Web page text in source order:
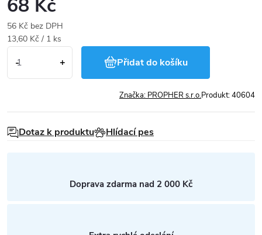
68 Kč
56 Kč bez DPH
Měrná
13,60 Kč / 1 ks
Přidat do košíku
Značka: PROPHER s.r.o.Produkt:40604
Dotaz k produktu Hlídací pes
Doprava zdarma nad 2 000 Kč